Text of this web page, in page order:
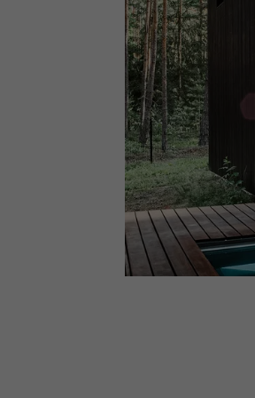
NOM
EXPIRATION
UTILITÉ
NOM
NOM
EXPIRATION
UTILITÉ
NOM